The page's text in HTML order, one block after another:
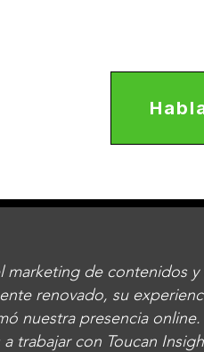
marketing de contenidos y
renovado, su
nuestra presencia online.
trabajar con Toucan